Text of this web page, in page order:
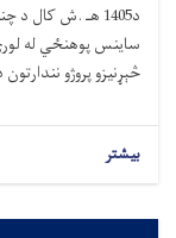
ساینس پوهنځي له
څېړنیزو پروژو
بیشتر